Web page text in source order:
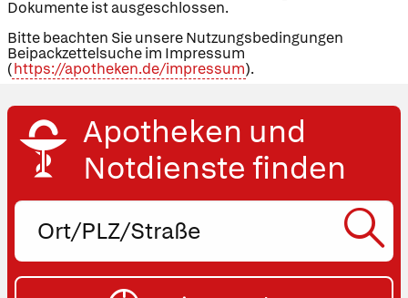
Dokumente ist ausgeschlossen.
Bitte beachten Sie unsere Nutzungsbedingungen
Beipackzettelsuche im Impressum
(https://apotheken.de/impressum).
Ihrer Nähe
Apotheken und
Notdienste finden
Ort,
oder
Straße